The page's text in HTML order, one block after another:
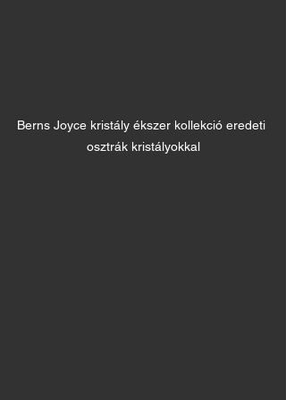
Berns Joyce kristály ékszer kollekció eredeti
osztrák kristályokkal